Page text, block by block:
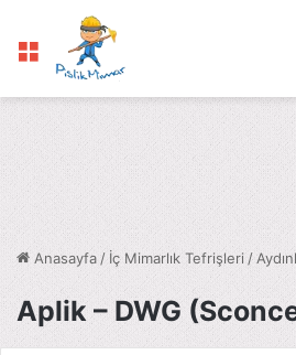
Menü
Anasayfa / İç Mimarlık Tefrişleri /
Aplik – DWG